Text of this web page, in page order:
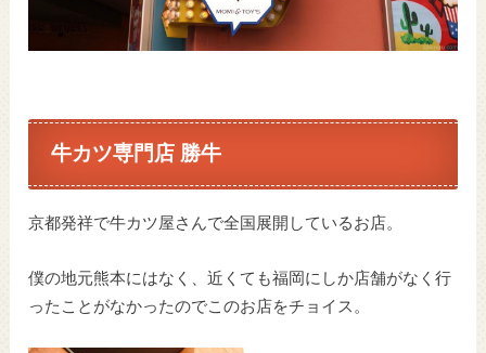
牛カツ専門店 勝牛
京都発祥で牛カツ屋さんで全国展開しているお店。
僕の地元熊本にはなく、近くても福岡にしか店舗がなく行
ったことがなかったのでこのお店をチョイス。